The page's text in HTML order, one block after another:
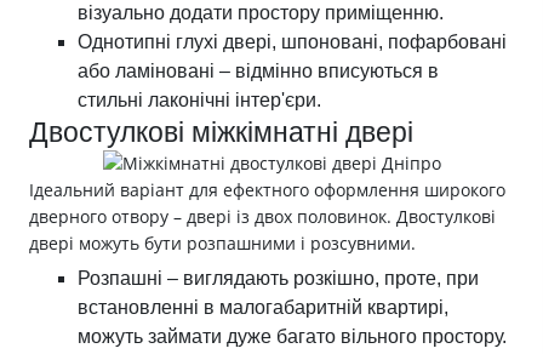
візуально додати простору приміщенню.
Однотипні глухі двері, шпоновані, пофарбовані
або ламіновані – відмінно вписуються в
стильні лаконічні інтер'єри.
Двостулкові міжкімнатні двері
Ідеальний варіант для ефектного оформлення широкого
дверного отвору – двері із двох половинок. Двостулкові
двері можуть бути розпашними і розсувними.
Розпашні – виглядають розкішно, проте, при
встановленні в малогабаритній квартирі,
можуть займати дуже багато вільного простору.